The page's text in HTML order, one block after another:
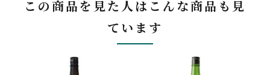
この商品を見た人はこんな商品も見
ています